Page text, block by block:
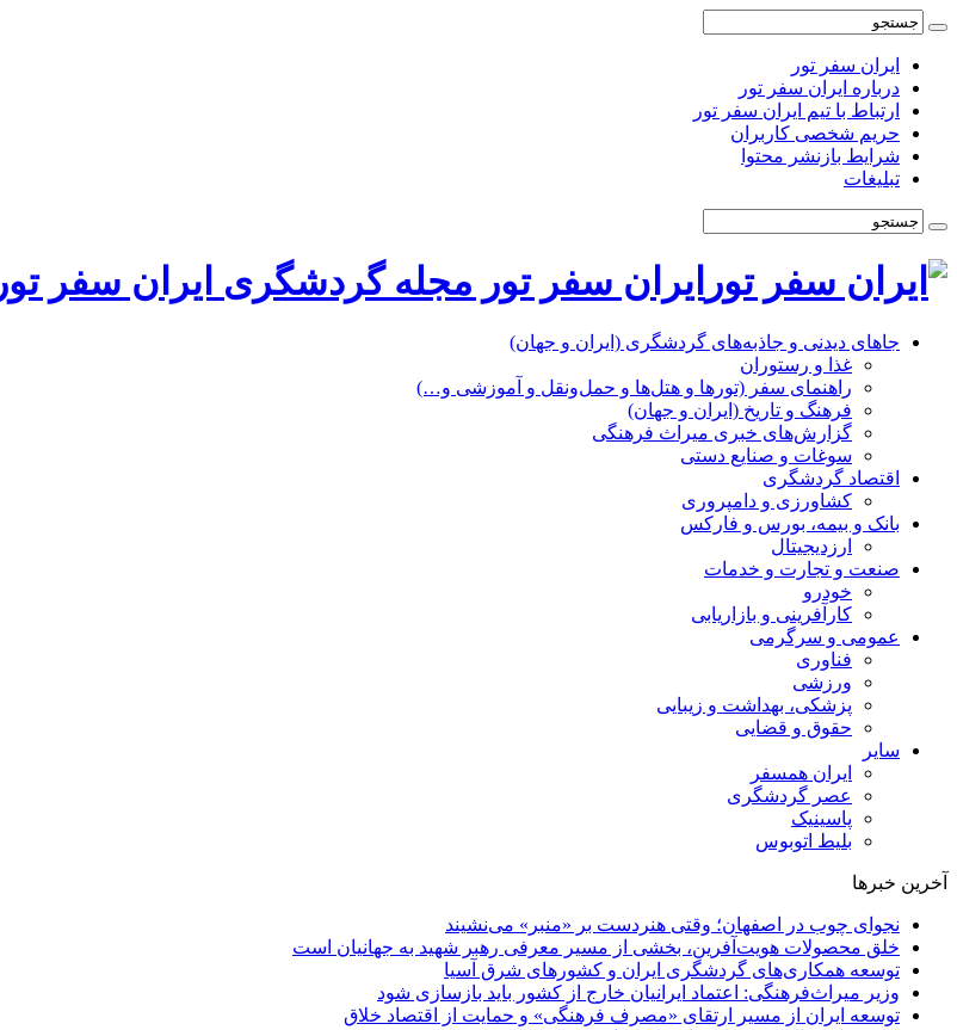
ایران سفر تور
درباره ایران سفر تور
ارتباط با تیم ایران سفر تور
حریم شخصی کاربران
شرایط بازنشر محتوا
تبلیغات
ایران سفر تور مجله گردشگری ایران سفر تور
جاهای دیدنی و جاذبه‌های گردشگری (ایران و جهان)
غذا و رستوران
راهنمای سفر (تورها و هتل‌ها و حمل‌و‌نقل و آموزشی و…)
فرهنگ و تاریخ (ایران و جهان)
گزارش‌های خبری میراث فرهنگی
سوغات و صنایع دستی
اقتصاد گردشگری
کشاورزی و دامپروری
بانک و بیمه، بورس و فارکس
ارزدیجیتال
صنعت و تجارت و خدمات
خودرو
کارآفرینی و بازاریابی
عمومی و سرگرمی
فناوری
ورزشی
پزشکی، بهداشت و زیبایی
حقوق و قضایی
سایر
ایران همسفر
عصر گردشگری
پاسینیک
بلیط اتوبوس
آخرین خبرها
نجوای چوب در اصفهان؛ وقتی هنردست بر «منبر» می‌نشیند
خلق محصولات هویت‌آفرین، بخشی از مسیر معرفی رهبر شهید به جهانیان است
توسعه همکاری‌های گردشگری ایران و کشورهای شرق آسیا
وزیر میراث‌فرهنگی: اعتماد ایرانیان خارج از کشور باید بازسازی شود
توسعه ایران از مسیر ارتقای «مصرف فرهنگی» و حمایت از اقتصاد خلاق